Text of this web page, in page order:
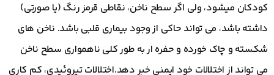
کودکان میشود، ولی اگر سطح ناخن، نقاطی قرمز رنگ (یا صورتی)
داشته باشد، می تواند حاکی از وجود بیماری قلبی باشد. ناخن های
شکسته و چاک خورده و حفره ار به طور کلی ناهمواری سطح ناخن
می تواند از اختلالات خود ایمنی خبر دهد.اختلالات تیروئیدی، کم کاری